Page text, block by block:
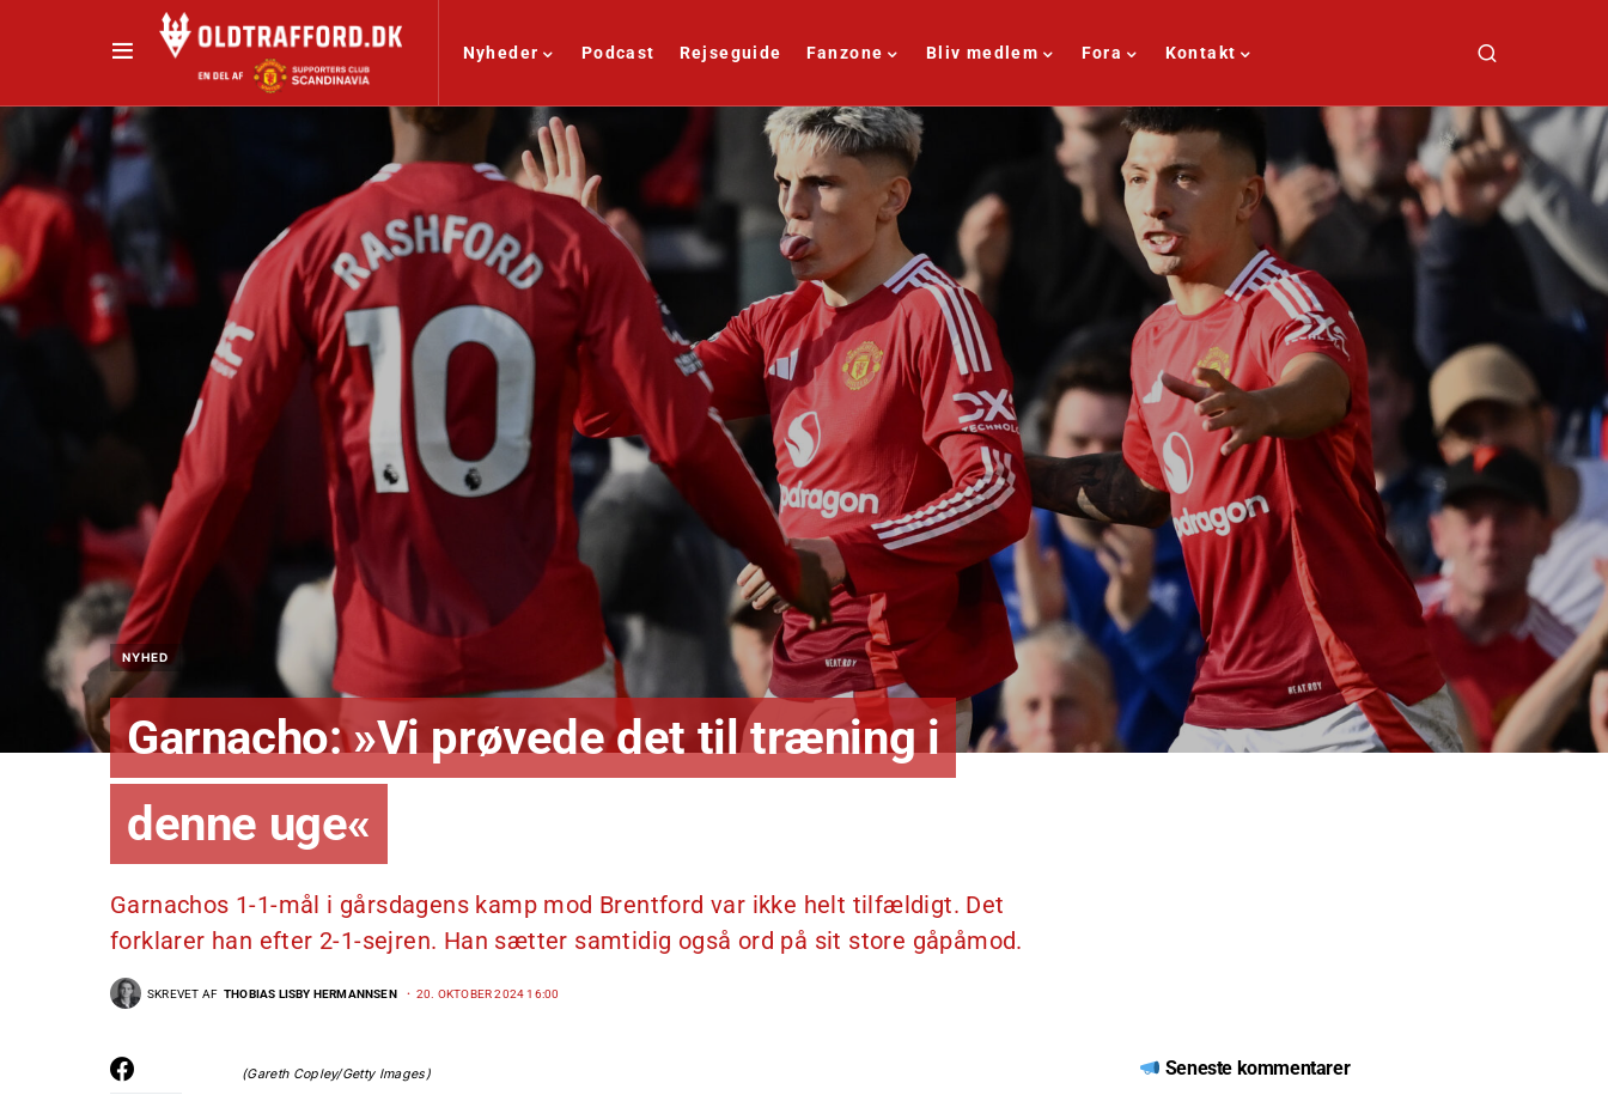
Nyheder Podcast Rejseguide Fanzone Bliv medlem Fora Kontakt
NYHED
Garnacho: »Vi prøvede det til træning i
denne uge«
Garnachos 1-1-mål i gårsdagens kamp mod Brentford var ikke helt tilfældigt. Det
forklarer han efter 2-1-sejren. Han sætter samtidig også ord på sit store gåpåmod.
SKREVET AF THOBIAS LISBY HERMANNSEN 20. OKTOBER 2024 16:00
(Gareth Copley/Getty Images) Seneste kommentarer